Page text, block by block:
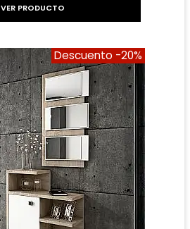
VER PRODUCTO
Descuento -20%